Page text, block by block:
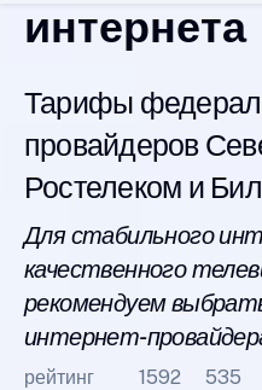
интернета
Тарифы
провайдеров
Ростелеком и
Для стабильного
качественного
рекомендуем
интернет-
рейтинг 1592 535